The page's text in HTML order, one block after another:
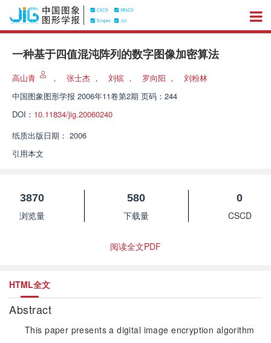
一种基于四值混沌阵列的数字图像加密算法
高山青 ， 张士杰 ， 刘镔 ， 罗向阳 ，
刘粉林
中国图象图形学报 2006年11卷第2期 页码：244
DOI： 10.11834/jig.20060240
纸质出版日期： 2006
引用本文
3870
浏览量
580
下载量
0
CSCD
阅读全文PDF
HTML全文
Abstract
This paper presents a digital image encryption algorithm